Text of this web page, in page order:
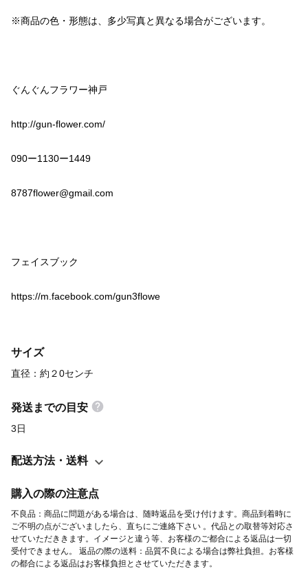
http://gun-flower.com/
8787flower@gmail.com
https://m.facebook.com/gun3flowe
サイズ
直径：約２0センチ
発送までの目安
3日
配送方法・送料
購入の際の注意点
不良品：商品に問題がある場合は、随時返品を受け付けます。商品到着時に
ご不明の点がございましたら、直ちにご連絡下さい 。代品との取替等対応さ
せていただききます。イメージと違う等、お客様のご都合による返品は一切
受付できません。 返品の際の送料：品質不良による場合は弊社負担。お客様
の都合による返品はお客様負担とさせていただきます。